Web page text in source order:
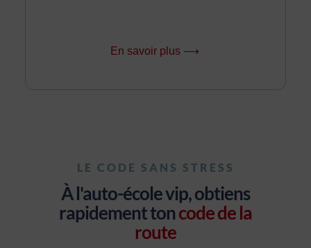
En savoir plus ⟶
LE CODE SANS STRESS
À l'auto-école vip, obtiens
rapidement toncode de la
route